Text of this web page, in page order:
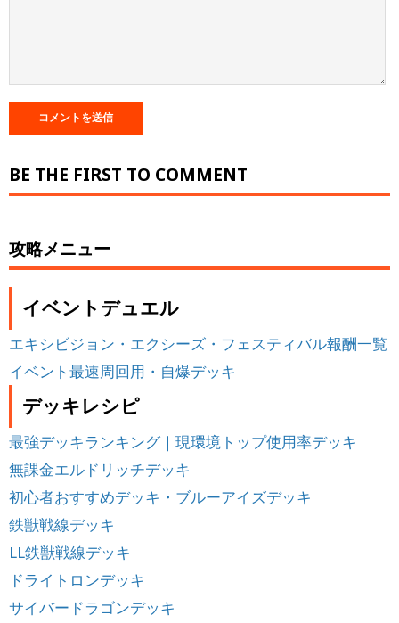
BE THE FIRST TO COMMENT
攻略メニュー
イベントデュエル
エキシビジョン・エクシーズ・フェスティバル報酬一覧
イベント最速周回用・自爆デッキ
デッキレシピ
最強デッキランキング｜現環境トップ使用率デッキ
無課金エルドリッチデッキ
初心者おすすめデッキ・ブルーアイズデッキ
鉄獣戦線デッキ
LL鉄獣戦線デッキ
ドライトロンデッキ
サイバードラゴンデッキ